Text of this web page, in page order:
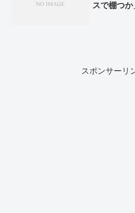
スで棚つか
スポンサーリ